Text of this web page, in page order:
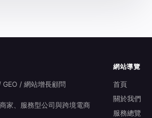
GEO / 網站增長顧問
家、服務型公司與跨境電商
網站導覽
首頁
關於我們
服務總覽